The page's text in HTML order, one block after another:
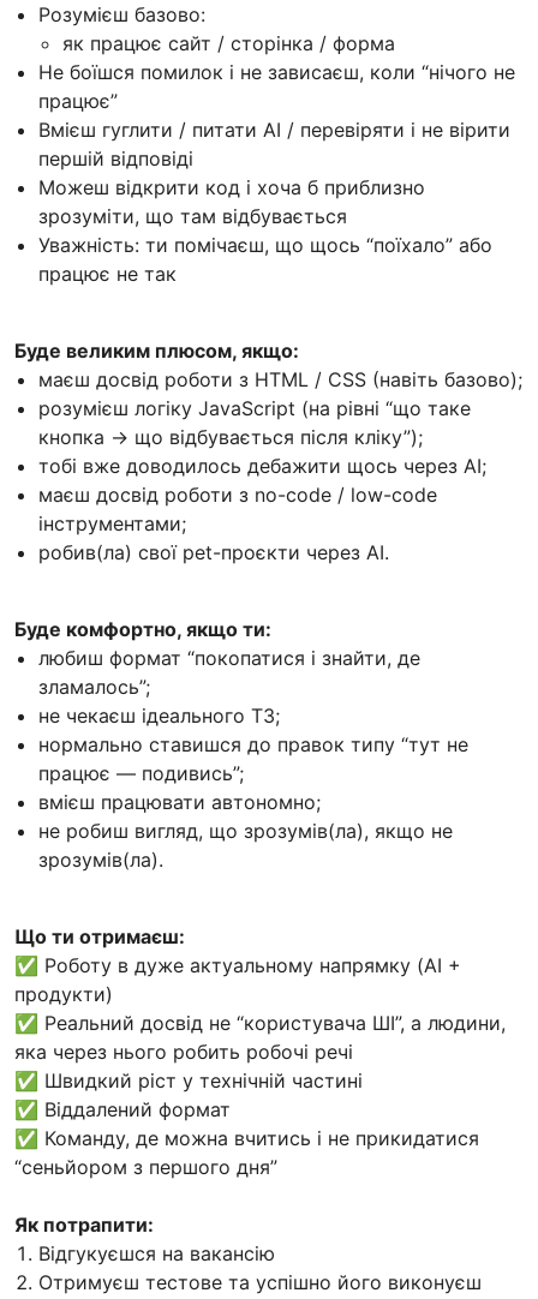
Розумієш базово:
як працює сайт / сторінка / форма
Не боїшся помилок і не зависаєш, коли “нічого не
працює”
Вмієш гуглити / питати AI / перевіряти і не вірити
першій відповіді
Можеш відкрити код і хоча б приблизно
зрозуміти, що там відбувається
Уважність: ти помічаєш, що щось “поїхало” або
працює не так
Буде великим плюсом, якщо:
маєш досвід роботи з HTML / CSS (навіть базово);
розумієш логіку JavaScript (на рівні “що таке
кнопка → що відбувається після кліку”);
тобі вже доводилось дебажити щось через AI;
маєш досвід роботи з no-code / low-code
інструментами;
робив(ла) свої pet-проєкти через AI.
Буде комфортно, якщо ти:
любиш формат “покопатися і знайти, де
зламалось”;
не чекаєш ідеального ТЗ;
нормально ставишся до правок типу “тут не
працює — подивись”;
вмієш працювати автономно;
не робиш вигляд, що зрозумів(ла), якщо не
зрозумів(ла).
Що ти отримаєш:
✅ Роботу в дуже актуальному напрямку (AI +
продукти)
✅ Реальний досвід не “користувача ШІ”, а людини,
яка через нього робить робочі речі
✅ Швидкий ріст у технічній частині
✅ Віддалений формат
✅ Команду, де можна вчитись і не прикидатися
“сеньйором з першого дня”
Як потрапити:
Відгукуєшся на вакансію
Отримуєш тестове та успішно його виконуєш